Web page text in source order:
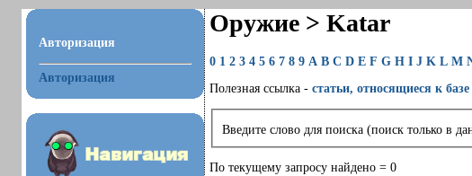
Авторизация
Авторизация
Оружие > Katar
0 1 2 3 4 5 6 7 8 9 A B C D E F G H I J K L M
Полезная ссылка - статьи, относящиеся к
Введите слово для поиска (поиск только в
По текущему запросу найдено = 0